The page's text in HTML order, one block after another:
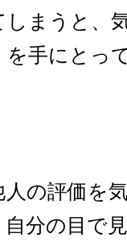
まうと、
手にとっ
の評価を
分の目で